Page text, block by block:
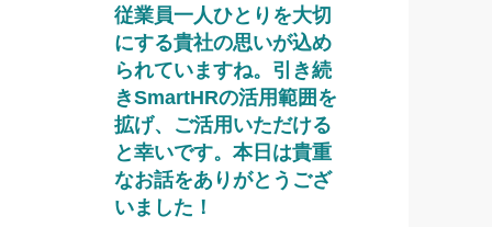
従業員一人ひとりを大切
にする貴社の思いが込め
られていますね。引き続
きSmartHRの活用範囲を
拡げ、ご活用いただける
と幸いです。本日は貴重
なお話をありがとうござ
いました！